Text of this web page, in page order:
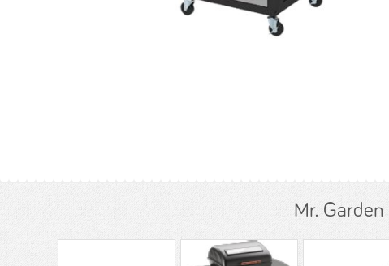
Mr. Garden